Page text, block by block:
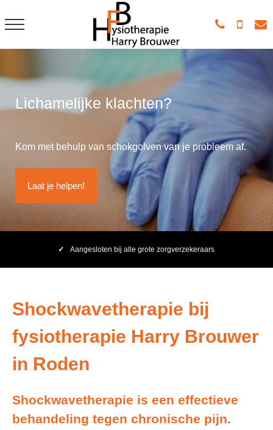
Lichamelijke klachten?
Kom met behulp van schokgolven van je probleem af.
Laat je helpen!
Aangesloten bij alle grote zorgverzekeraars
Shockwavetherapie bij
fysiotherapie Harry Brouwer
in Roden
Shockwavetherapie is een effectieve
behandeling tegen chronische pijn.